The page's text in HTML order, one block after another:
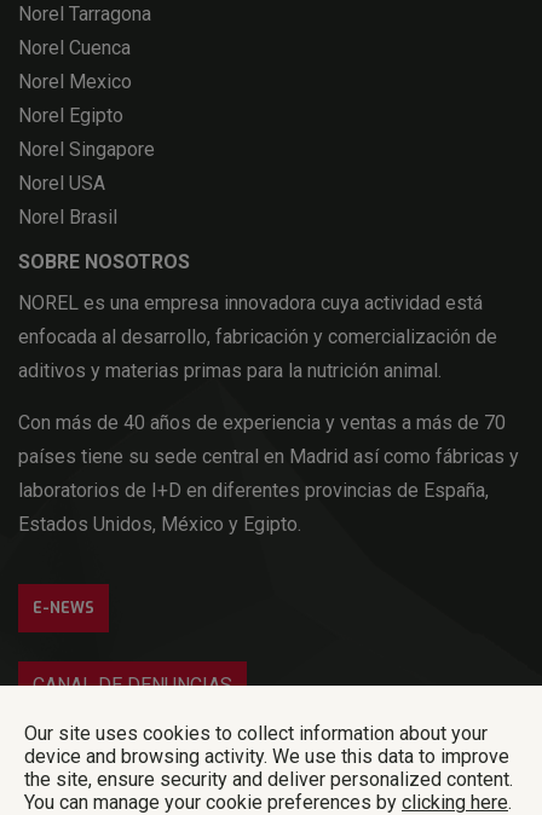
Norel Tarragona
Norel Cuenca
Norel Mexico
Norel Egipto
Norel Singapore
Norel USA
Norel Brasil
SOBRE NOSOTROS
NOREL es una empresa innovadora cuya actividad está
enfocada al desarrollo, fabricación y comercialización de
aditivos y materias primas para la nutrición animal.
Con más de 40 años de experiencia y ventas a más de 70
países tiene su sede central en Madrid así como fábricas y
laboratorios de I+D en diferentes provincias de España,
Estados Unidos, México y Egipto.
E-NEWS
CANAL DE DENUNCIAS
Login
Norel Animal Nutrition – © 2018 Norel S.A – All rigths reserved |Política de
Our site uses cookies to collect information about your
device and browsing activity. We use this data to improve
the site, ensure security and deliver personalized content.
You can manage your cookie preferences by clicking here.